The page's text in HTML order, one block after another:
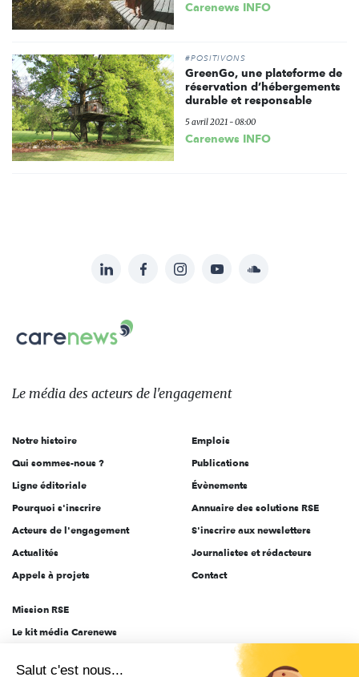
Carenews INFO
#POSITIVONS
GreenGo, une plateforme de
réservation d’hébergements
durable et responsable
5 avril 2021 - 08:00
Carenews INFO
sur:
LinkedInFacebookInstagramYouTubeSoundcloud
Le
des
l'engagement
Le média des acteurs de l'engagement
Notre histoire
Qui sommes-nous ?
Ligne éditoriale
Pourquoi s'inscrire
Acteurs de l'engagement
Actualités
Appels à projets
Emplois
Publications
Évènements
Annuaire des solutions RSE
S'inscrire aux newsletters
Journalistes et rédacteurs
Contact
Mission RSE
Le kit média Carenews
Salut c'est nous...